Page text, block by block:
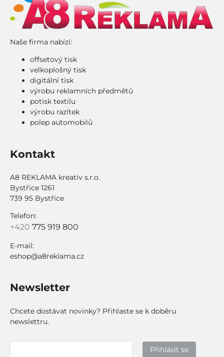
Naše firma nabízí:
offsetový tisk
velkoplošný tisk
digitální tisk
výrobu reklamních předmětů
potisk textilu
výrobu razítek
polep automobilů
Kontakt
A8 REKLAMA kreativ s.r.o.
Bystřice 1261
739 95 Bystřice
Telefon:
+420 775 919 800
E-mail:
eshop@a8reklama.cz
Newsletter
Chcete dostávat novinky? Přihlaste se k doběru
newslettru.
Přihlásit se